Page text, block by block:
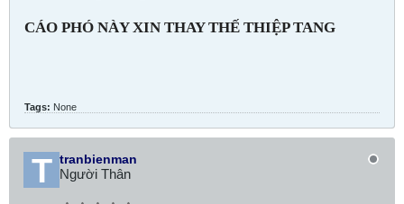
CÁO PHÓ NÀY XIN THAY THẾ THIỆP TANG
Tags: None
tranbienman
Người Thân